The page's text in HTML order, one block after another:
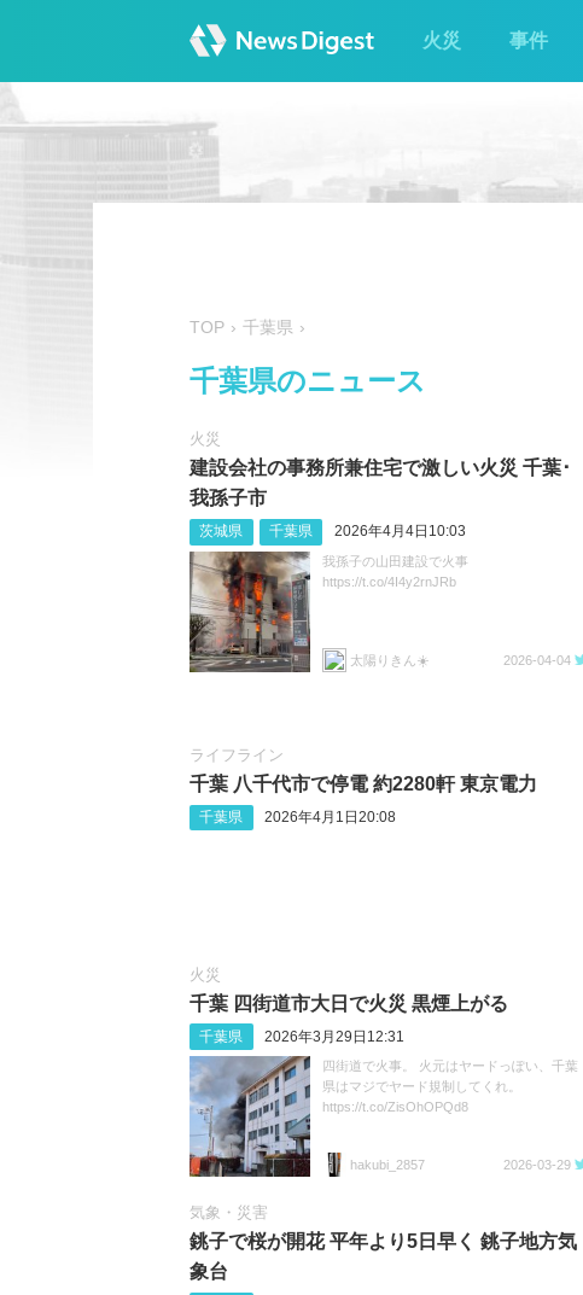
火災 事件
TOP 千葉県
千葉県のニュース
火災
建設会社の事務所兼住宅で激しい火災 千葉･
我孫子市
茨城県 千葉県 2026年4月4日10:03
我孫子の山田建設で火事
https://t.co/4I4y2rnJRb
太陽りきん☀️ 2026-04-04
ライフライン
千葉 八千代市で停電 約2280軒 東京電力
千葉県 2026年4月1日20:08
火災
千葉 四街道市大日で火災 黒煙上がる
千葉県 2026年3月29日12:31
四街道で火事。 火元はヤードっぽい、千葉
県はマジでヤード規制してくれ。
https://t.co/ZisOhOPQd8
hakubi_2857 2026-03-29
気象・災害
銚子で桜が開花 平年より5日早く 銚子地方気
象台